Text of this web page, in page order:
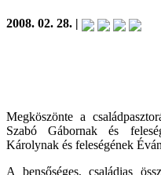
2008. 02. 28. |
Megköszönte a
Szabó Gábornak és
Károlynak és feleségének
A bensőséges, családias